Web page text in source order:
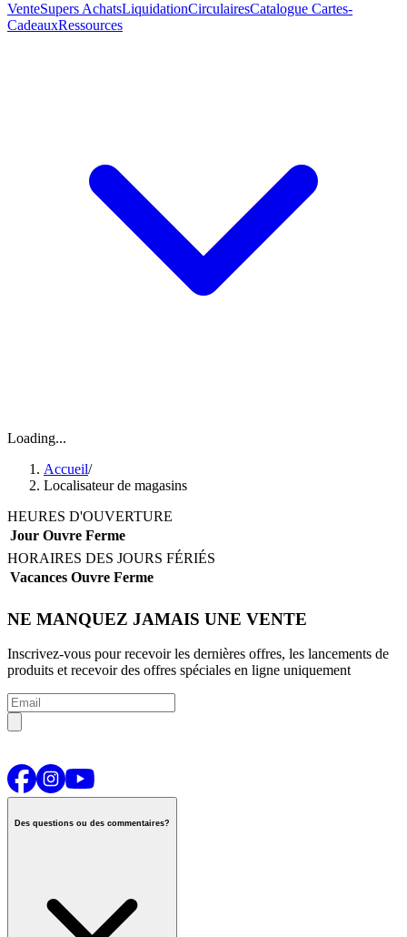
VenteSupers AchatsLiquidationCirculairesCatalogue Cartes-
CadeauxRessources
Loading...
Accueil/
Localisateur de magasins
HEURES D'OUVERTURE
Jour Ouvre Ferme
HORAIRES DES JOURS FÉRIÉS
Vacances Ouvre Ferme
NE MANQUEZ JAMAIS UNE VENTE
Inscrivez-vous pour recevoir les dernières offres, les lancements de
produits et recevoir des offres spéciales en ligne uniquement
Des questions ou des commentaires?